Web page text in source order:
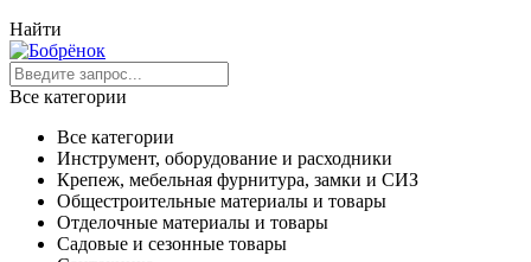
Найти
Все категории
Все категории
Инструмент, оборудование и расходники
Крепеж, мебельная фурнитура, замки и СИЗ
Общестроительные материалы и товары
Отделочные материалы и товары
Садовые и сезонные товары